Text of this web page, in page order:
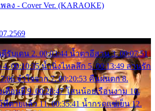
ง - Cover Ver. (KARAOKE)
ดีรับเดน 2. 00:03:44 น้ำตาอีสาน 3. 00:07:51
00:10:35 น้ำนิ่งไหลลึก 5. 00:13:49 ลานรัก
จำใจจาก 7. 00:20:53 คืนฝนตก 8.
เดือนยี่ 9. 00:28:47 โสนน้อยเรือนงาม 10.
ที่ตายแล้ว 11. 00:35:41 น้ำกรดแช่เย็น 12.